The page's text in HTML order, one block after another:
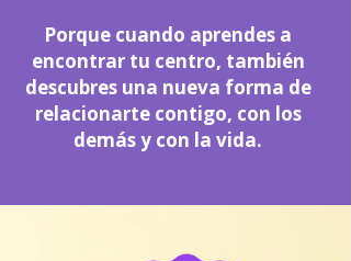
Porque cuando aprendes a
encontrar tu centro, también
descubres una nueva forma de
relacionarte contigo, con los
demás y con la vida.